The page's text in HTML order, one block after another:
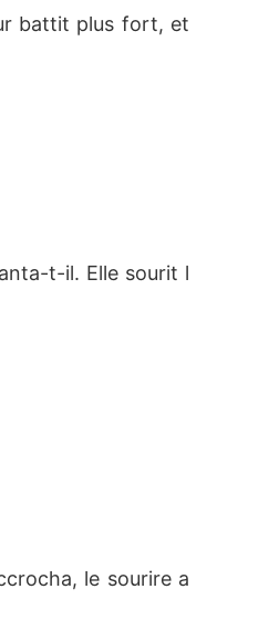
battit plus fort, et
t-il. Elle sourit l
le sourire a